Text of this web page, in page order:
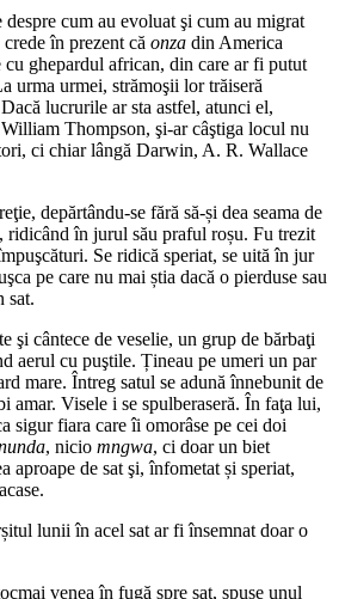
cum au evoluat şi cum au migrat
în prezent că onza din America
cu ghepardul african, din care ar fi putut
urma urmei, strămoşii lor trăiseră
lucrurile ar sta astfel, atunci el,
Thompson, şi-ar câştiga locul nu
ci chiar lângă Darwin, A. R. Wallace
depărtându-se fără să-și dea seama de
ridicând în jurul său praful roșu. Fu trezit
Se ridică speriat, se uită în jur
pe care nu mai știa dacă o pierduse sau
sat.
şi cântece de veselie, un grup de bărbaţi
aerul cu puştile. Țineau pe umeri un par
mare. Întreg satul se adună înnebunit de
amar. Visele i se spulberaseră. În faţa lui,
sigur fiara care îi omorâse pe cei doi
, nicio mngwa, ci doar un biet
aproape de sat şi, înfometat și speriat,
lunii în acel sat ar fi însemnat doar o
venea în fugă spre sat, spuse unul